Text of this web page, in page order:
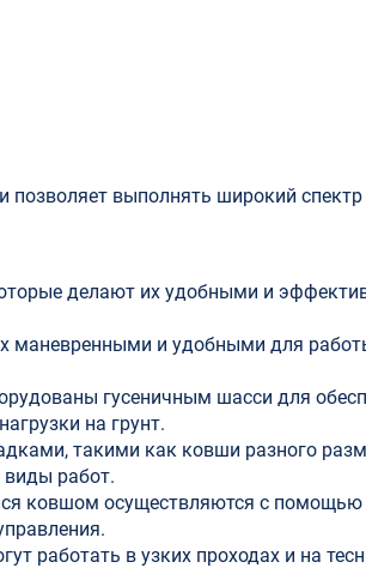
позволяет выполнять широкий спектр
делают их удобными и
маневренными и удобными для
гусеничным шасси для
на грунт.
такими как ковши разного
виды работ.
ковшом осуществляются с помощью
работать в узких проходах и на